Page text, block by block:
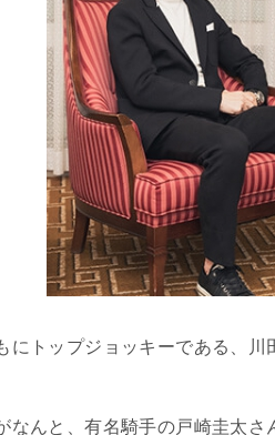
にトップジョッキーである、川
なんと、有名騎手の戸崎圭太さ